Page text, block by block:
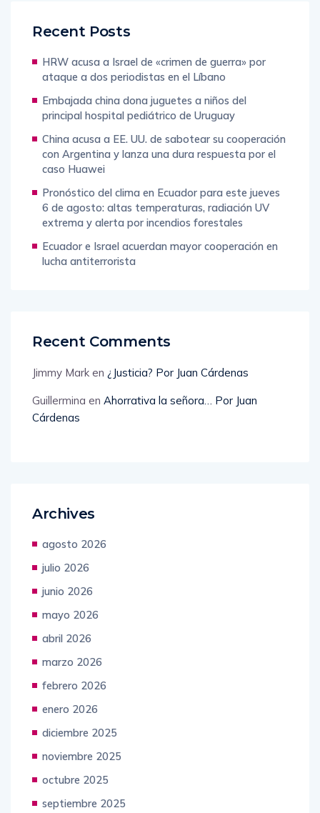
Recent Posts
HRW acusa a Israel de «crimen de guerra» por
ataque a dos periodistas en el Líbano
Embajada china dona juguetes a niños del
principal hospital pediátrico de Uruguay
China acusa a EE. UU. de sabotear su cooperación
con Argentina y lanza una dura respuesta por el
caso Huawei
Pronóstico del clima en Ecuador para este jueves
6 de agosto: altas temperaturas, radiación UV
extrema y alerta por incendios forestales
Ecuador e Israel acuerdan mayor cooperación en
lucha antiterrorista
Recent Comments
Jimmy Mark en ¿Justicia? Por Juan Cárdenas
Guillermina en Ahorrativa la señora… Por Juan
Cárdenas
Archives
agosto 2026
julio 2026
junio 2026
mayo 2026
abril 2026
marzo 2026
febrero 2026
enero 2026
diciembre 2025
noviembre 2025
octubre 2025
septiembre 2025